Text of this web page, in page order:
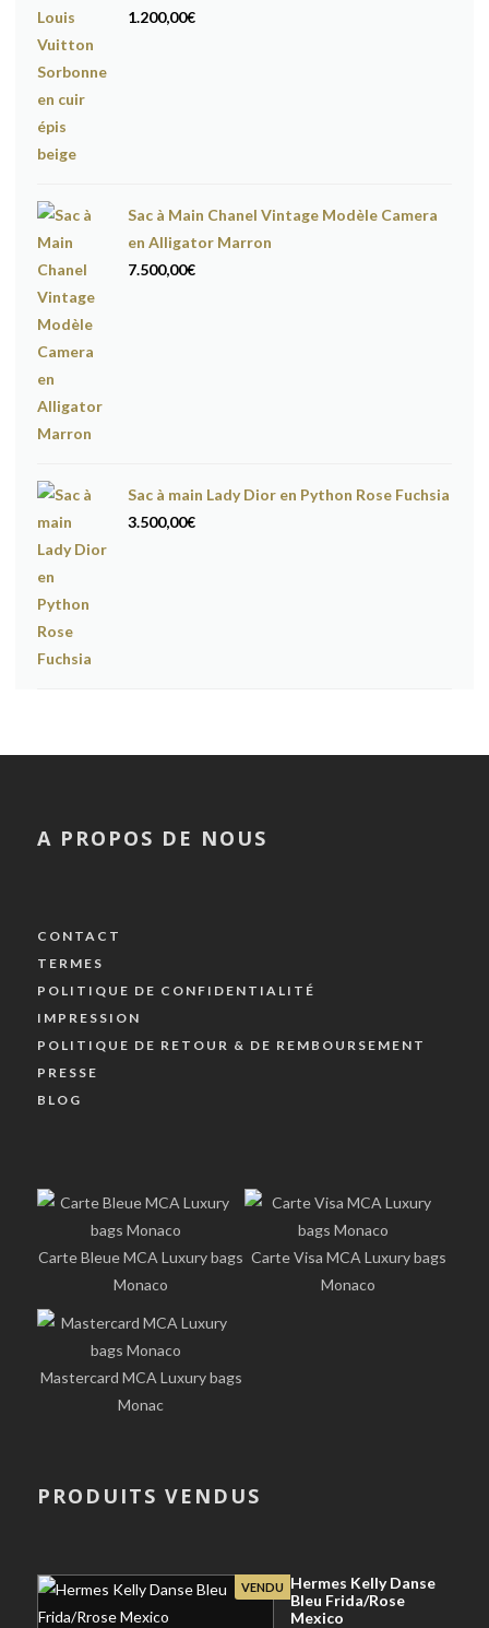
1.200,00€
Sac à Main Chanel Vintage Modèle Camera
en Alligator Marron
7.500,00€
Sac à main Lady Dior en Python Rose Fuchsia
3.500,00€
A PROPOS DE NOUS
CONTACT
TERMES
POLITIQUE DE CONFIDENTIALITÉ
IMPRESSION
POLITIQUE DE RETOUR & DE REMBOURSEMENT
PRESSE
BLOG
Carte Bleue MCA Luxury bags
Monaco
Carte Visa MCA Luxury bags
Monaco
Mastercard MCA Luxury bags
Monac
PRODUITS VENDUS
VENDU
Hermes Kelly Danse
Bleu Frida/Rose
Mexico